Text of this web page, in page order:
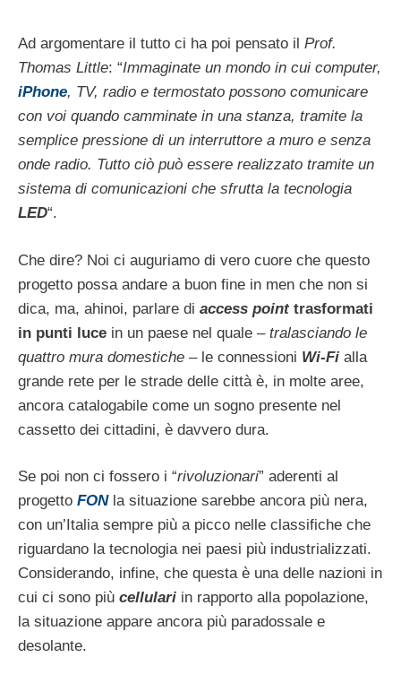
Ad argomentare il tutto ci ha poi pensato il Prof.
Thomas Little: “Immaginate un mondo in cui computer,
iPhone, TV, radio e termostato possono comunicare
con voi quando camminate in una stanza, tramite la
semplice pressione di un interruttore a muro e senza
onde radio. Tutto ciò può essere realizzato tramite un
sistema di comunicazioni che sfrutta la tecnologia
LED“.
Che dire? Noi ci auguriamo di vero cuore che questo
progetto possa andare a buon fine in men che non si
dica, ma, ahinoi, parlare di access pointtrasformati
in punti luce in un paese nel quale – tralasciando le
quattro mura domestiche – le connessioni Wi-Fi alla
grande rete per le strade delle città è, in molte aree,
ancora catalogabile come un sogno presente nel
cassetto dei cittadini, è davvero dura.
Se poi non ci fossero i “rivoluzionari” aderenti al
progetto FONla situazione sarebbe ancora più nera,
con un’Italia sempre più a picco nelle classifiche che
riguardano la tecnologia nei paesi più industrializzati.
Considerando, infine, che questa è una delle nazioni in
cui ci sono più cellulari in rapporto alla popolazione,
la situazione appare ancora più paradossale e
desolante.